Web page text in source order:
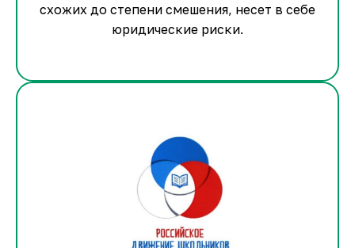
схожих до степени смешения, несет в себе
юридические риски.